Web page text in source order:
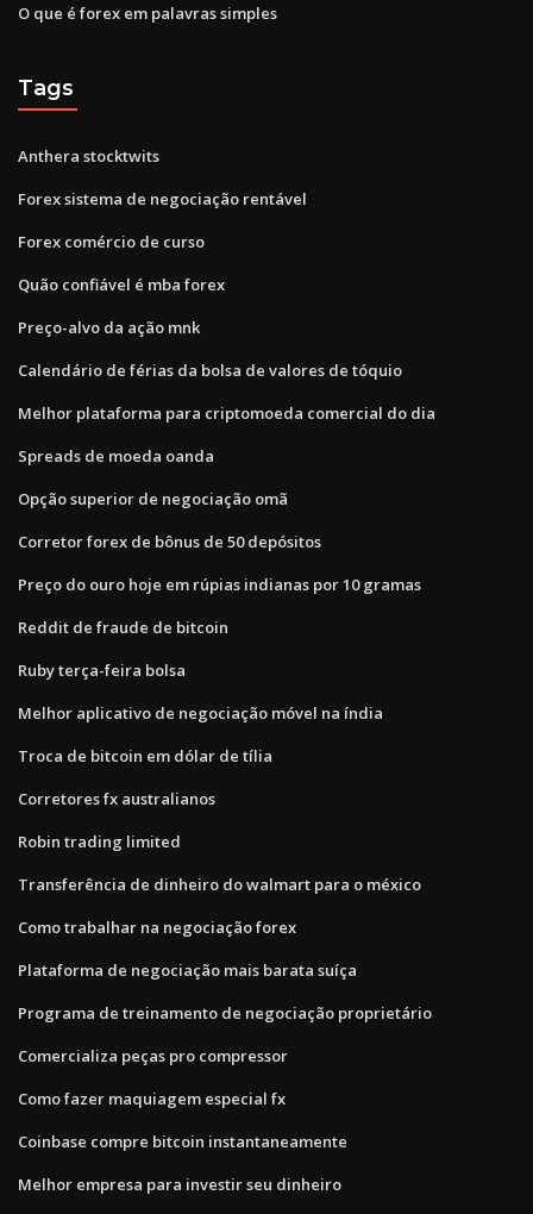
O que é forex em palavras simples
Tags
Anthera stocktwits
Forex sistema de negociação rentável
Forex comércio de curso
Quão confiável é mba forex
Preço-alvo da ação mnk
Calendário de férias da bolsa de valores de tóquio
Melhor plataforma para criptomoeda comercial do dia
Spreads de moeda oanda
Opção superior de negociação omã
Corretor forex de bônus de 50 depósitos
Preço do ouro hoje em rúpias indianas por 10 gramas
Reddit de fraude de bitcoin
Ruby terça-feira bolsa
Melhor aplicativo de negociação móvel na índia
Troca de bitcoin em dólar de tília
Corretores fx australianos
Robin trading limited
Transferência de dinheiro do walmart para o méxico
Como trabalhar na negociação forex
Plataforma de negociação mais barata suíça
Programa de treinamento de negociação proprietário
Comercializa peças pro compressor
Como fazer maquiagem especial fx
Coinbase compre bitcoin instantaneamente
Melhor empresa para investir seu dinheiro